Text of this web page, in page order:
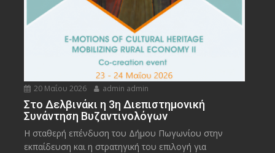
20 Μαΐου 2026 admin admin
Στο Δελβινάκι η 3η Διεπιστημονική
Συνάντηση Βυζαντινολόγων
Η σταθερή επένδυση του Δήμου Πωγωνίου στην
εκπαίδευση και η στρατηγική του επιλογή για